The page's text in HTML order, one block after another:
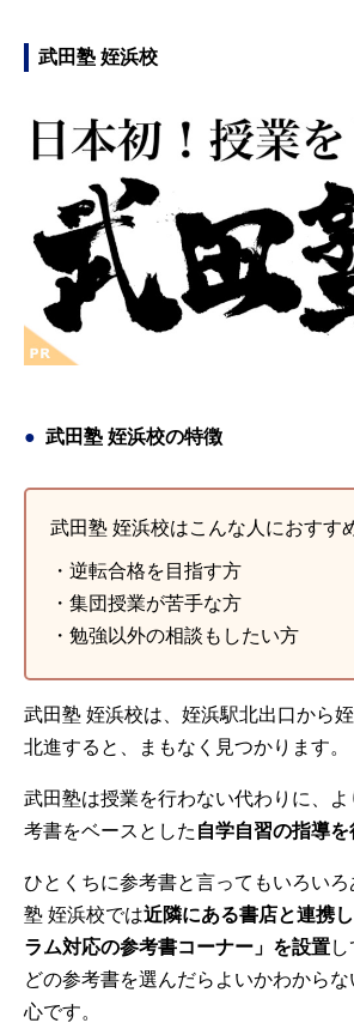
武田塾 姪浜校
武田塾 姪浜校の特徴
武田塾 姪浜校はこんな人におすす
・逆転合格を目指す方
・集団授業が苦手な方
・勉強以外の相談もしたい方
武田塾 姪浜校は、姪浜駅北出口から
北進すると、まもなく見つかります。
武田塾は授業を行わない代わりに、
考書をベースとした 自学自習の指導
ひとくちに参考書と言ってもいろいろ
塾 姪浜校では近隣にある書店と連携
ラム対応の参考書コーナー」を設置
どの参考書を選んだらよいかわから
心です。